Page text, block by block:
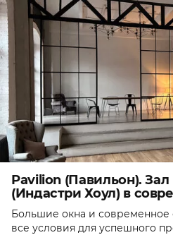
Pavilion (Павильон). Зал
(Индастри Хоул) в
Большие окна и современное
все условия для успешного